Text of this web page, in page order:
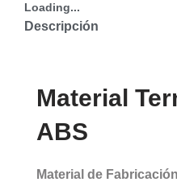
Loading...
Descripción
Material
ABS
Material de